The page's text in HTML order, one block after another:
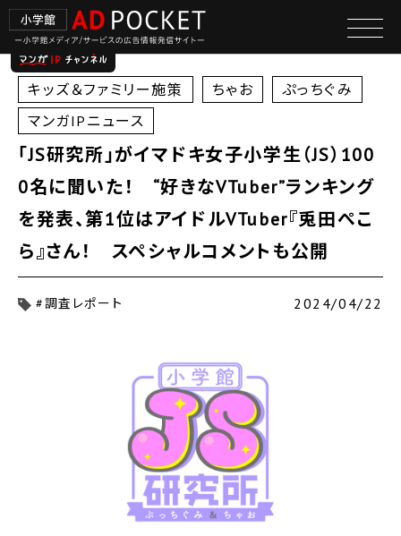
キッズ＆ファミリー施策 ちゃお
ぷっちぐみ
マンガIPニュース
「JS研究所」がイマドキ女子小学生（JS）100
0名に聞いた！ “好きなVTuber”ランキング
を発表、第1位はアイドルVTuber『兎田ぺこ
ら』さん！ スペシャルコメントも公開
#調査レポート 2024/04/22